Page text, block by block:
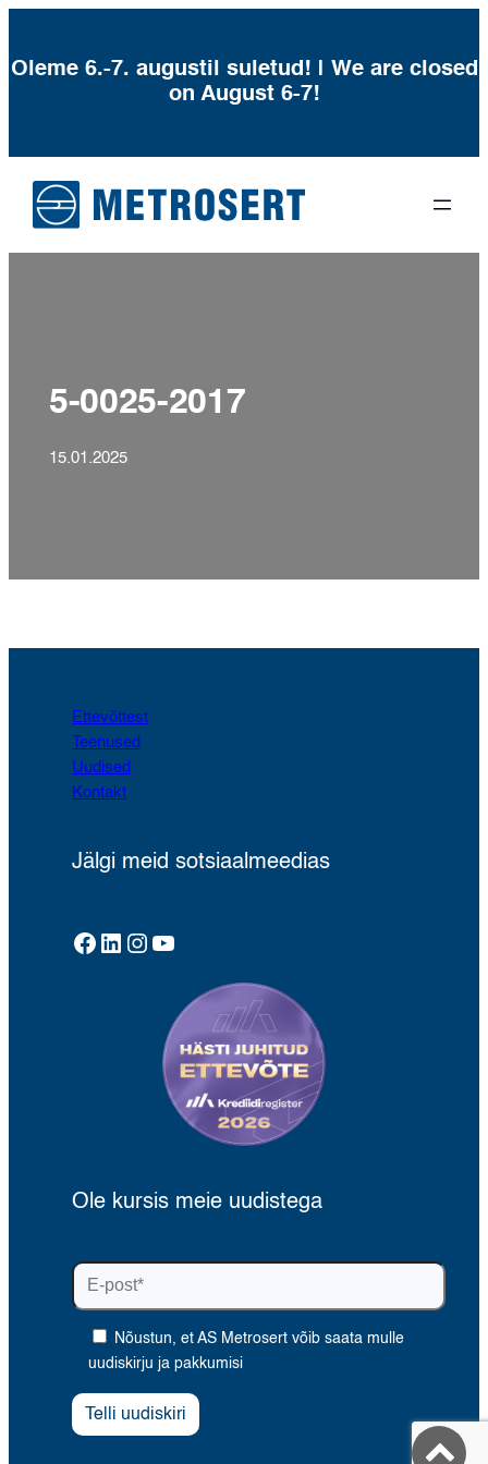
Oleme 6.-7. augustil suletud! | We are closed
on August 6-7!
juurde
5-0025-2017
15.01.2025
Ettevõttest
Teenused
Uudised
Kontakt
Jälgi meid sotsiaalmeedias
Facebook LinkedIn Instagram YouTube
Ole kursis meie uudistega
Nõustun, et AS Metrosert võib saata mulle
uudiskirju ja pakkumisi